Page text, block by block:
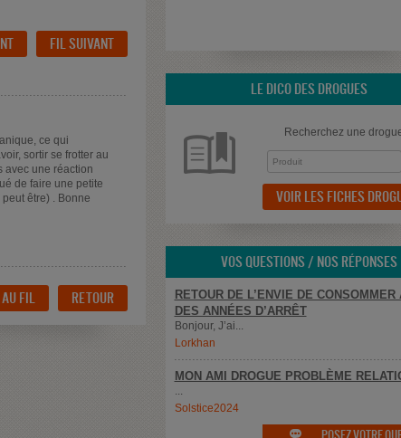
FIL SUIVANT
ce qui
sortir se frotter au
avec une réaction
de faire une petite
être) . Bonne
FIL RETOUR
LE DICO DES DROGUES
Recherchez une
VOIR LES FICHES
VOS QUESTIONS / NOS RÉPONSES
RETOUR DE L’ENVIE DE CONSOMMER
DES ANNÉES D’ARRÊT
Bonjour, J’ai...
Lorkhan
MON AMI DROGUE PROBLÈME
Solstice2024
 POSEZ VOTRE